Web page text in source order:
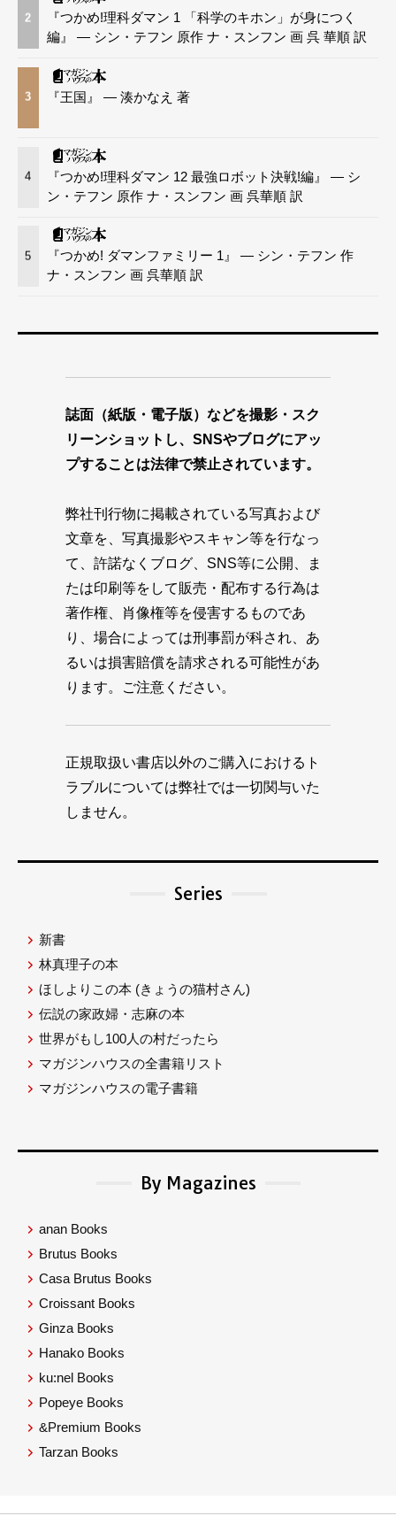
2
『つかめ!理科ダマン 1 「科学のキホン」が身につく
編』 — シン・テフン 原作 ナ・スンフン 画 呉 華順 訳
3 『王国』 — 湊かなえ 著
4
『つかめ!理科ダマン 12 最強ロボット決戦!編』 — シ
ン・テフン 原作 ナ・スンフン 画 呉華順 訳
5
『つかめ! ダマンファミリー 1』 — シン・テフン 作
ナ・スンフン 画 呉華順 訳
誌面（紙版・電子版）などを撮影・スク
リーンショットし、SNSやブログにアッ
プすることは法律で禁止されています。
弊社刊行物に掲載されている写真および
文章を、写真撮影やスキャン等を行なっ
て、許諾なくブログ、SNS等に公開、ま
たは印刷等をして販売・配布する行為は
著作権、肖像権等を侵害するものであ
り、場合によっては刑事罰が科され、あ
るいは損害賠償を請求される可能性があ
ります。ご注意ください。
正規取扱い書店以外のご購入におけるト
ラブルについては弊社では一切関与いた
しません。
Series
新書
林真理子の本
ほしよりこの本 (きょうの猫村さん)
伝説の家政婦・志麻の本
世界がもし100人の村だったら
マガジンハウスの全書籍リスト
マガジンハウスの電子書籍
By Magazines
anan Books
Brutus Books
Casa Brutus Books
Croissant Books
Ginza Books
Hanako Books
ku:nel Books
Popeye Books
&Premium Books
Tarzan Books